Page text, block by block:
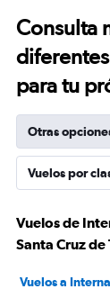
Consulta
para tu
Otras
Vuelos por
Vuelos de
Santa Cruz de
Vuelos a